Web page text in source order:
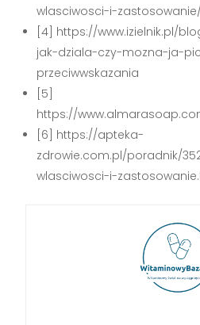
wlasciwosci-i-zastosowanie/
[4] https://www.izielnik.pl/
jak-dziala-czy-mozna-ja-
przeciwwskazania
[5]
https://
[6] https://apteka-
zdrowie.com.pl/poradnik/
wlasciwosci-i-